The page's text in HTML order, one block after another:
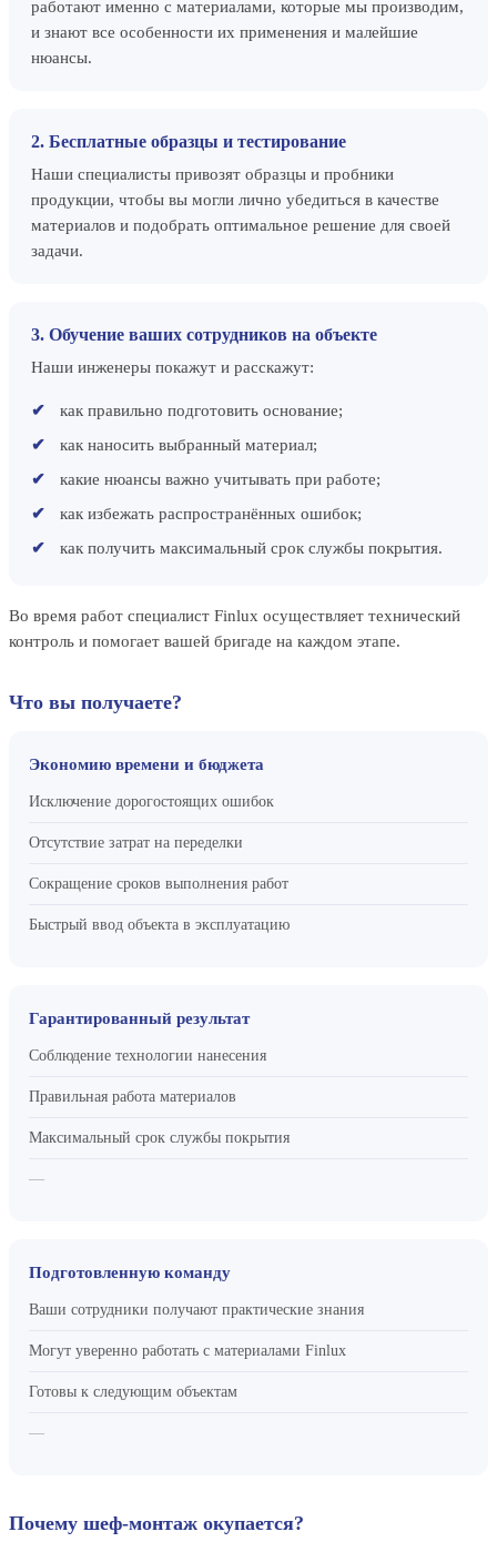
работают именно с материалами, которые мы производим,
и знают все особенности их применения и малейшие
нюансы.
2. Бесплатные образцы и тестирование
Наши специалисты привозят образцы и пробники
продукции, чтобы вы могли лично убедиться в качестве
материалов и подобрать оптимальное решение для своей
задачи.
3. Обучение ваших сотрудников на объекте
Наши инженеры покажут и расскажут:
как правильно подготовить основание;
как наносить выбранный материал;
какие нюансы важно учитывать при работе;
как избежать распространённых ошибок;
как получить максимальный срок службы покрытия.
Во время работ специалист Finlux осуществляет технический
контроль и помогает вашей бригаде на каждом этапе.
Что вы получаете?
Экономию времени и бюджета
Исключение дорогостоящих ошибок
Отсутствие затрат на переделки
Сокращение сроков выполнения работ
Быстрый ввод объекта в эксплуатацию
Гарантированный результат
Соблюдение технологии нанесения
Правильная работа материалов
Максимальный срок службы покрытия
—
Подготовленную команду
Ваши сотрудники получают практические знания
Могут уверенно работать с материалами Finlux
Готовы к следующим объектам
—
Почему шеф-монтаж окупается?